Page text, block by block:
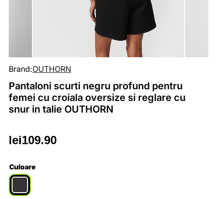
Brand:OUTHORN
Pantaloni scurti negru profund pentru
femei cu croiala oversize si reglare cu
snur in talie OUTHORN
lei109.90
Culoare